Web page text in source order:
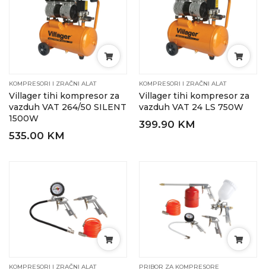
KOMPRESORI I ZRAČNI ALAT
Villager tihi kompresor za
vazduh VAT 264/50 SILENT
1500W
535.00 KM
KOMPRESORI I ZRAČNI ALAT
Villager tihi kompresor za
vazduh VAT 24 LS 750W
399.90 KM
KOMPRESORI I ZRAČNI ALAT PRIBOR ZA KOMPRESORE